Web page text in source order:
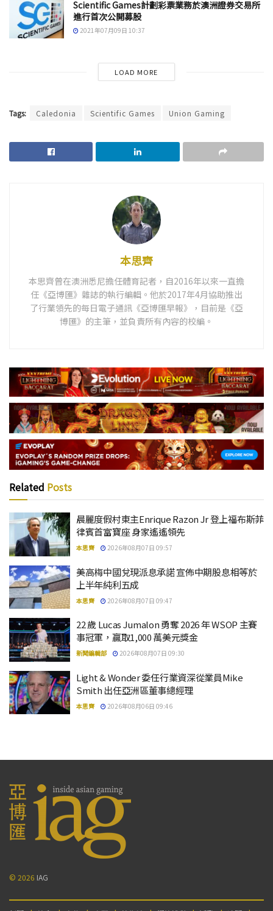
Scientific Games計劃彩票業務於澳洲證券交易所
進行首次公開募股
2021年07月09日 10:37
LOAD MORE
Tags: Caledonia Scientific Games Union Gaming
本思齊
本思齊曾在澳洲悉尼擔任體育記者，自2016年以來一直擔
任《亞博匯》雜誌的執行編輯。他於2017年4月協助推出
了行業領先的每日電子通訊《亞博匯早報》，目前是《亞
博匯》的主筆，並負責所有內容的校編。
Related Posts
晨麗度假村東主Enrique Razon Jr 登上福布斯菲
律賓首富寶座 身家遙遙領先
本思齊 2026年08月07日 09:57
美高梅中國兌現派息承諾 宣佈中期股息相等於
上半年純利五成
本思齊 2026年08月07日 09:47
22 歲 Lucas Jumalon 勇奪 2026 年 WSOP 主賽
事冠軍，贏取1,000 萬美元獎金
新聞編輯部 2026年08月07日 09:30
Light & Wonder 委任行業資深從業員Mike
Smith 出任亞洲區董事總經理
本思齊 2026年08月06日 09:46
© 2026 IAG